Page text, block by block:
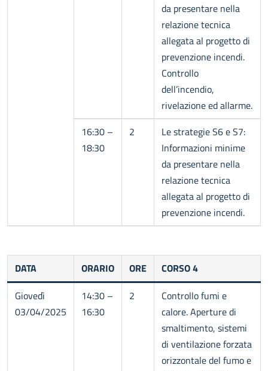
da presentare nella
relazione tecnica
allegata al progetto di
prevenzione incendi.
Controllo
dell’incendio,
rivelazione ed allarme.
16:30 –
18:30
2
Le strategie S6 e S7:
Informazioni minime
da presentare nella
relazione tecnica
allegata al progetto di
prevenzione incendi.
DATA ORARIO ORE
CORSO 4
Giovedì
03/04/2025
14:30 –
16:30
2
Controllo fumi e
calore. Aperture di
smaltimento, sistemi
di ventilazione forzata
orizzontale del fumo e